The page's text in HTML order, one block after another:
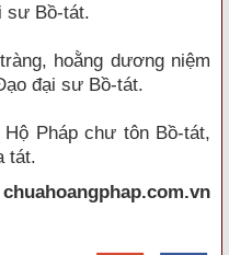
sư Bồ-tát.
hoằng dương niệm
đại sư Bồ-tát.
Pháp chư tôn Bồ-tát,
tát.